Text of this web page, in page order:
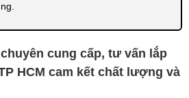
cung cấp, tư vấn lắp
HCM cam kết chất lượng và